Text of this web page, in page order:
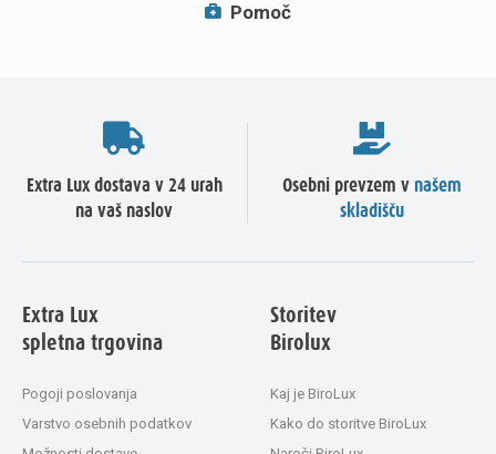
Pomoč
Extra Lux dostava v 24 urah
na vaš naslov
Osebni prevzem v našem
skladišču
Extra Lux
spletna trgovina
Pogoji poslovanja
Varstvo osebnih podatkov
Storitev
Birolux
Kaj je BiroLux
Kako do storitve BiroLux